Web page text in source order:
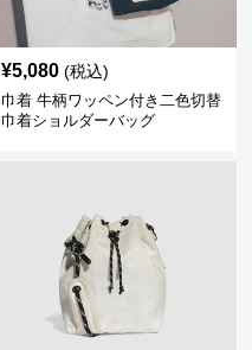
¥5,080 (税込)
巾着 牛柄ワッペン付き二色切替
巾着ショルダーバッグ